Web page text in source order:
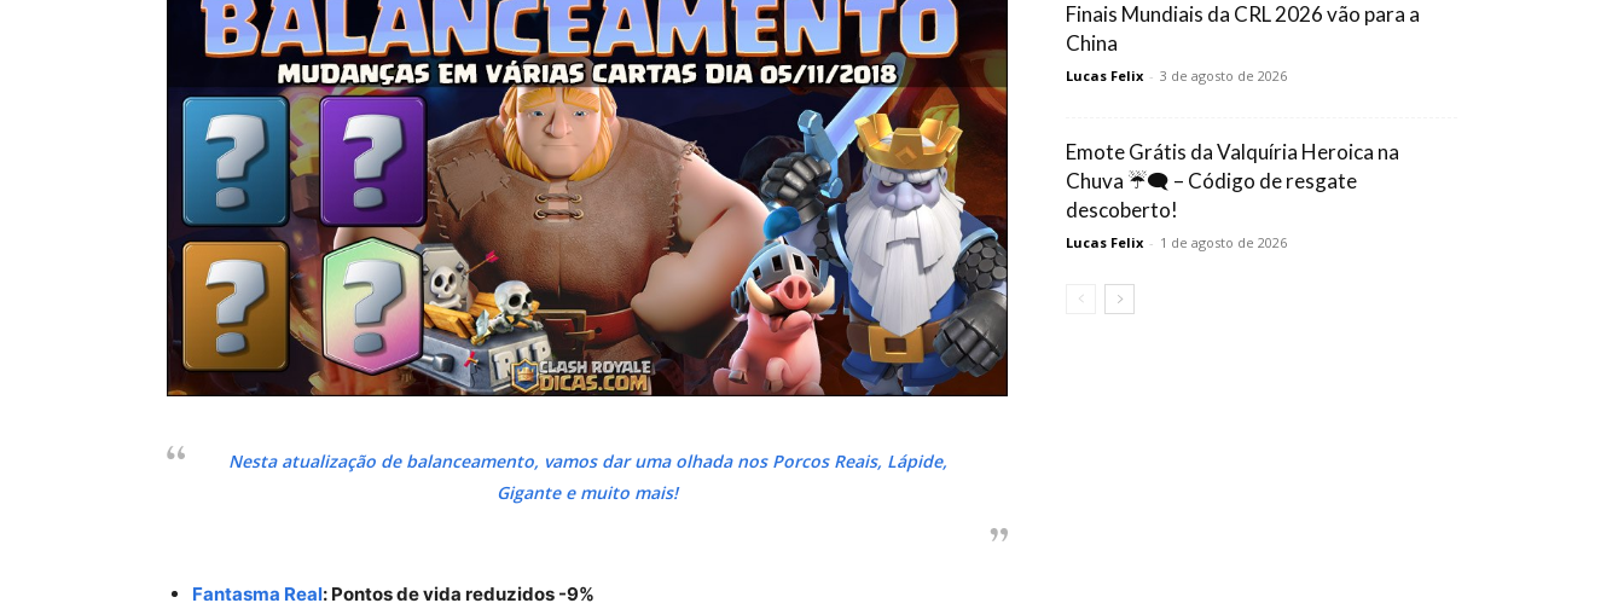
Nesta atualização de balanceamento, vamos dar uma olhada nos Porcos Reais, Lápide,
Gigante e muito mais!
Fantasma Real: Pontos de vida reduzidos -9%
Finais Mundiais da CRL 2026 vão para a
China
Lucas Felix - 3 de agosto de 2026
Emote Grátis da Valquíria Heroica na
Chuva ☔🗨️ – Código de resgate
descoberto!
Lucas Felix - 1 de agosto de 2026